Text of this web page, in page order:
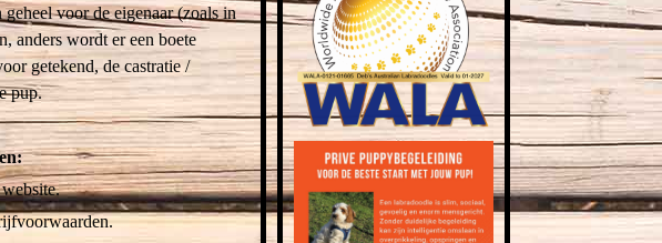
voor de eigenaar (zoals in
anders wordt er een boete
getekend, de castratie /
pup.